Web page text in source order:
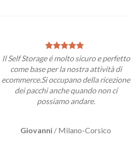
Il Self Storage é molto sicuro e perfetto
come base per la nostra attività di
ecommerce.Si occupano della ricezione
dei pacchi anche quando non ci
possiamo andare.
Giovanni / Milano-Corsico